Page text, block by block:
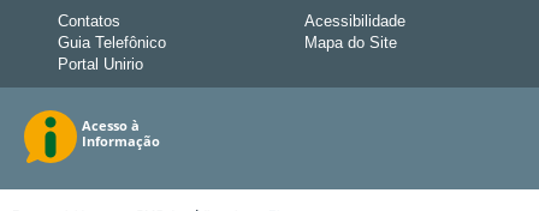
Contatos
Guia Telefônico
Portal Unirio
Acessibilidade
Mapa do Site